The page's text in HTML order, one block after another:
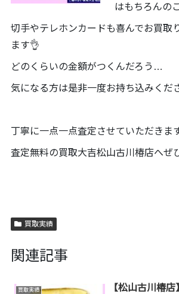
はもちろんの
切手やテレホンカードも喜んでお買取
ます👌
どのくらいの金額がつくんだろう…
気になる方は是非一度お持ち込みくだ
丁寧に一点一点査定させていただきま
査定無料の買取大吉松山古川椿店へぜ
買取実績
関連記事
買取実績
【松山古川椿